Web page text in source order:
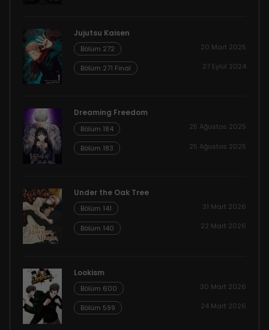
Jujutsu Kaisen
Bölüm 272 20 Mart 2025
Bölüm 271 Final 27 Eylül 2024
Dreaming Freedom
Bölüm 184 25 Ağustos 2025
Bölüm 183 25 Ağustos 2025
Under the Oak Tree
Bölüm 141 31 Mart 2026
Bölüm 140 22 Mart 2026
Lookism
Bölüm 600 30 Mart 2026
Bölüm 599 24 Mart 2026